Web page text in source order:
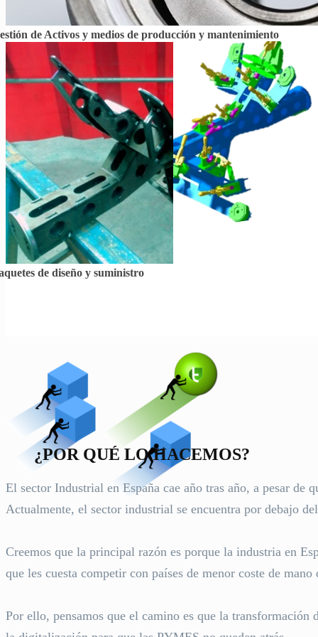
de Activos y medios de producción y mantenimiento
de diseño y suministro
¿POR QUÉ LO HACEMOS?
El sector Industrial en España cae año tras año, a pesar
Actualmente, el sector industrial se encuentra por debajo
Creemos que la principal razón es porque la industria en
que les cuesta competir con países de menor coste de
Por ello, pensamos que el camino es que la